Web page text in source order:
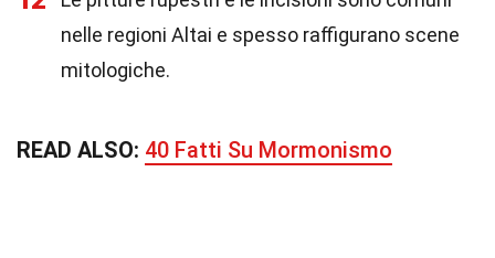
nelle regioni Altai e spesso raffigurano scene
mitologiche.
READ ALSO: 40 Fatti Su Mormonismo